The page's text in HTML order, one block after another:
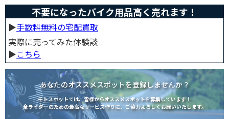
不要になったバイク用品高く売れます！
▶︎手数料無料の宅配買取
実際に売ってみた体験談
▶︎こちら
あなたのオススメスポットを登録しませんか？
モトスポットでは、皆様からオススメスポットを募集しています！
全ライダーのための最高なサービス作りに、ご協力よろしくお願いいたします。